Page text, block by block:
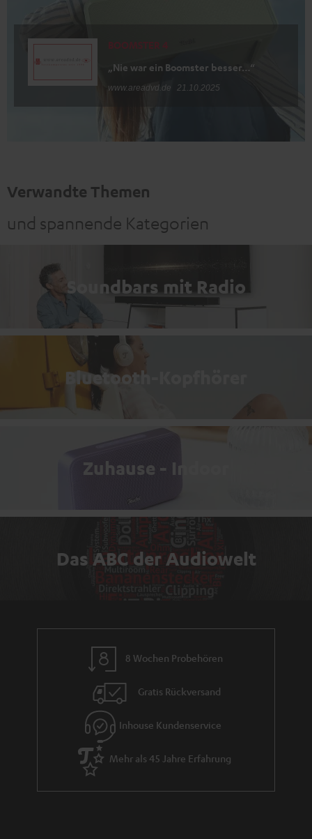
BOOMSTER 4
„Nie war ein Boomster besser…“
www.areadvd.de 21.10.2025
Verwandte Themen
und spannende Kategorien
Soundbars mit Radio
Bluetooth-Kopfhörer
Zuhause - Indoor
Das ABC der Audiowelt
8 Wochen Probehören
Gratis Rückversand
Inhouse Kundenservice
Mehr als 45 Jahre Erfahrung